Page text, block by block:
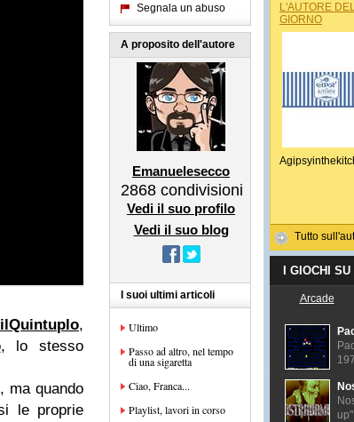
ilQuintuplo,
, lo stesso
ma quando
le proprie
Segnala un abuso
A proposito dell'autore
Emanuelesecco
2868 condivisioni
Vedi il suo profilo
Vedi il suo blog
I suoi ultimi articoli
Ultimo
Passo ad altro, nel tempo
di una sigaretta
Ciao, Franca...
Playlist, lavori in corso
L'AUTORE
GIORNO
Tutto
I GIOCHI
Arcade